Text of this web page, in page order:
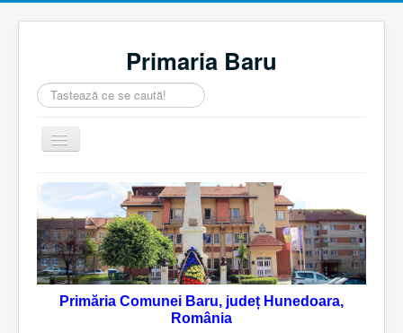
Primaria Baru
Căutare
...
Comută
navigarea
Home
Despre noi
Noutăţi
Contact
Servicii Online
Primăria Comunei Baru, județ Hunedoara,
România